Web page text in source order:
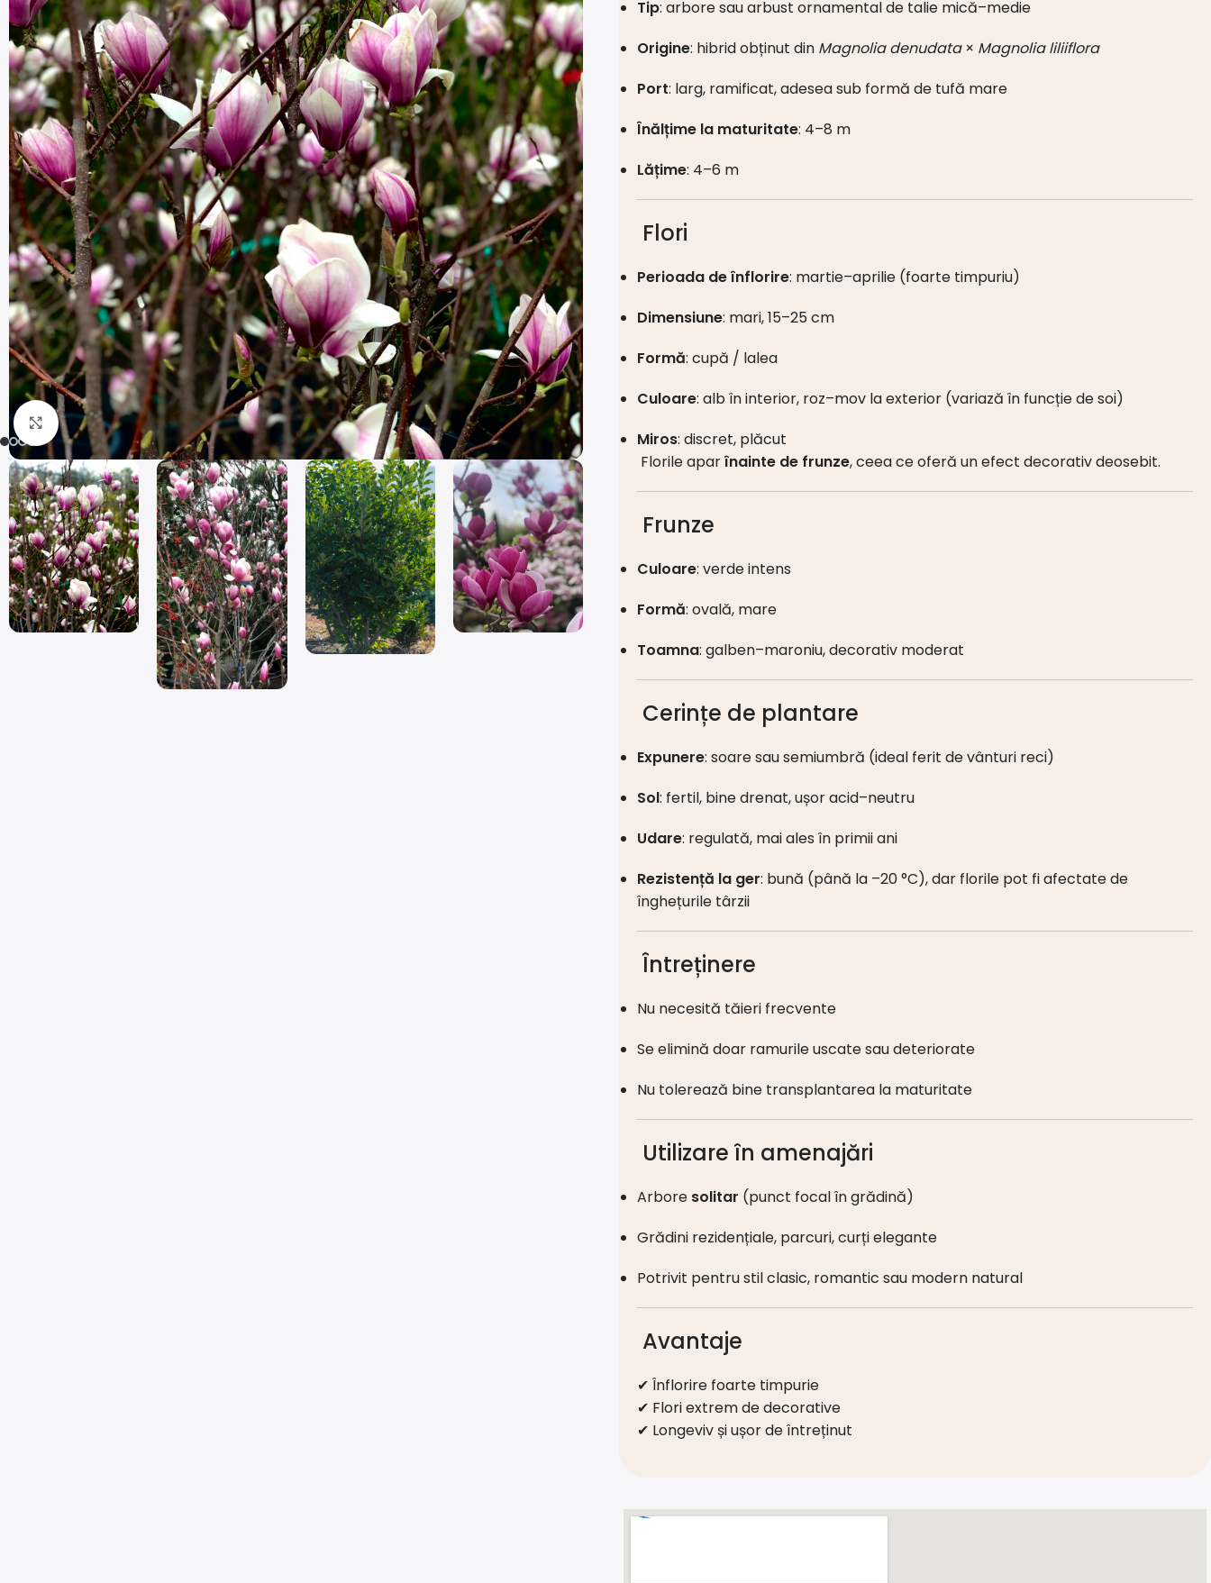
Click to enlarge
Tip: arbore sau arbust ornamental de talie mică–medie
Origine: hibrid obținut din Magnolia denudata× Magnolia liliiflora
Port: larg, ramificat, adesea sub formă de tufă mare
Înălțime la maturitate: 4–8 m
Lățime: 4–6 m
Flori
Perioada de înflorire: martie–aprilie (foarte timpuriu)
Dimensiune: mari, 15–25 cm
Formă: cupă / lalea
Culoare: alb în interior, roz–mov la exterior (variază în funcție de soi)
Miros: discret, plăcut
Florile aparînainte de frunze, ceea ce oferă un efect decorativ deosebit.
Frunze
Culoare: verde intens
Formă: ovală, mare
Toamna: galben–maroniu, decorativ moderat
Cerințe de plantare
Expunere: soare sau semiumbră (ideal ferit de vânturi reci)
Sol: fertil, bine drenat, ușor acid–neutru
Udare: regulată, mai ales în primii ani
Rezistență la ger: bună (până la –20 °C), dar florile pot fi afectate de
înghețurile târzii
Întreținere
Nu necesită tăieri frecvente
Se elimină doar ramurile uscate sau deteriorate
Nu tolerează bine transplantarea la maturitate
Utilizare în amenajări
Arbore solitar (punct focal în grădină)
Grădini rezidențiale, parcuri, curți elegante
Potrivit pentru stil clasic, romantic sau modern natural
Avantaje
✔ Înflorire foarte timpurie
✔ Flori extrem de decorative
✔ Longeviv și ușor de întreținut